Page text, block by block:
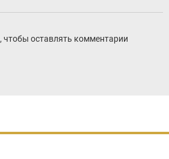
, чтобы оставлять комментарии